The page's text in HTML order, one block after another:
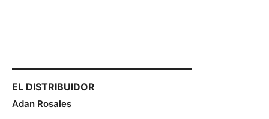
EL DISTRIBUIDOR
Adan Rosales